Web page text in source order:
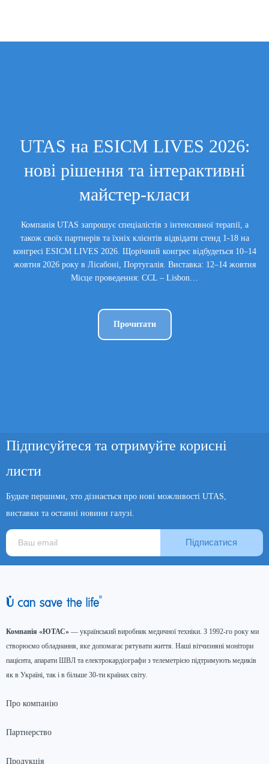
UTAS на ESICM LIVES 2026:
нові рішення та інтерактивні
майстер-класи
Компанія UTAS запрошує спеціалістів з інтенсивної терапії, а
також своїх партнерів та їхніх клієнтів відвідати стенд 1-18 на
конгресі ESICM LIVES 2026. Щорічний конгрес відбудеться 10–14
жовтня 2026 року в Лісабоні, Португалія. Виставка: 12–14 жовтня
Місце проведення: CCL – Lisbon…
Прочитати
Підписуйтеся та отримуйте корисні
листи
Будьте першими, хто дізнається про нові можливості UTAS,
виставки та останні новини галузі.
Підписатися
Компанія «ЮТАС» — український виробник медичної техніки. З 1992-го року ми
створюємо обладнання, яке допомагає рятувати життя. Наші вітчизняні монітори
пацієнта, апарати ШВЛ та електрокардіографи з телеметрією підтримують медиків
як в Україні, так і в більше 30-ти країнах світу.
Про компанію
Партнерство
Продукція